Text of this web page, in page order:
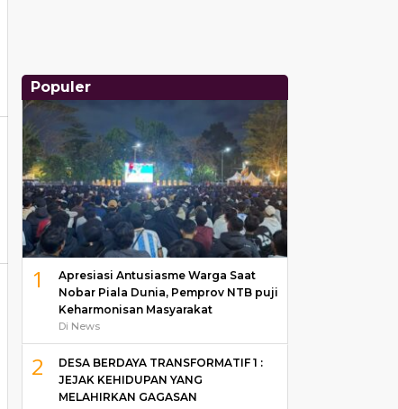
Populer
1
Apresiasi Antusiasme Warga Saat
Nobar Piala Dunia, Pemprov NTB puji
Keharmonisan Masyarakat
Di News
2
DESA BERDAYA TRANSFORMATIF 1 :
JEJAK KEHIDUPAN YANG
MELAHIRKAN GAGASAN